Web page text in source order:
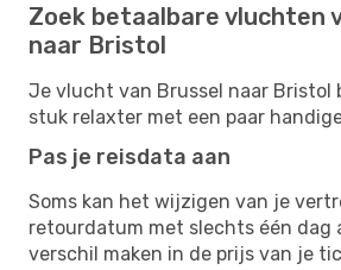
Zoek betaalbare vluchten
naar Bristol
Je vlucht van Brussel naar Bristol
stuk relaxter met een paar
Pas je reisdata aan
Soms kan het wijzigen van je
retourdatum met slechts één dag
verschil maken in de prijs van je